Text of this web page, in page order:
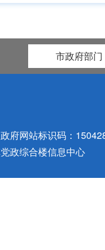
市政府部门
网站标识码：
政综合楼信息中心